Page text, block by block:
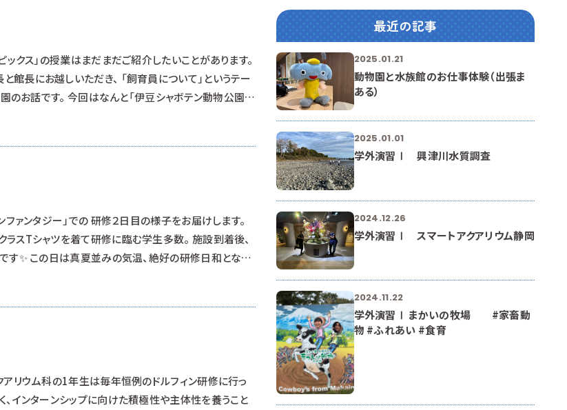
ックス」の授業はまだまだご紹介したいことがあります。
長にお越しいただき、 「飼育員について」というテー
お話です。 今回はなんと「伊豆シャボテン動物公園」
、学校に来る前に目撃したという野鳥のお話からスター
ファンタジー」での 研修２日目の様子をお届けします。
スTシャツを着て研修に臨む学生多数。 施設到着後、
す✨ この日は真夏並みの気温、絶好の研修日和となり
ね！ 質問力にも磨きがかかってきています😉 &nbs
アリウム科の1年生は毎年恒例のドルフィン研修に行っ
インターンシップに向けた積極性や主体性を養うこと
最近の記事
2025.01.21
動物園と水族館のお仕事体験（出張ま
ある）
2025.01.01
学外演習Ⅰ 興津川水質調査
2024.12.26
学外演習Ⅰ スマートアクアリウム静岡
2024.11.22
学外演習Ⅰ まかいの牧場 #家畜動
物 #ふれあい #食育